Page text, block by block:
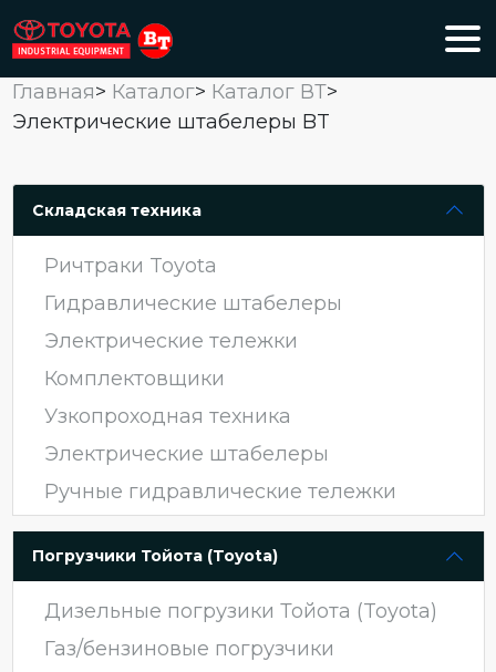
Главная> Каталог> Каталог ВТ>
Электрические штабелеры BT
Складская техника
Ричтраки Toyota
Гидравлические штабелеры
Электрические тележки
Комплектовщики
Узкопроходная техника
Электрические штабелеры
Ручные гидравлические тележки
Погрузчики Тойота (Toyota)
Дизельные погрузики Тойота (Toyota)
Газ/бензиновые погрузчики